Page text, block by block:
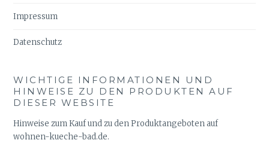
Impressum
Datenschutz
WICHTIGE INFORMATIONEN UND
HINWEISE ZU DEN PRODUKTEN AUF
DIESER WEBSITE
Hinweise zum Kauf und zu den Produktangeboten auf
wohnen-kueche-bad.de.